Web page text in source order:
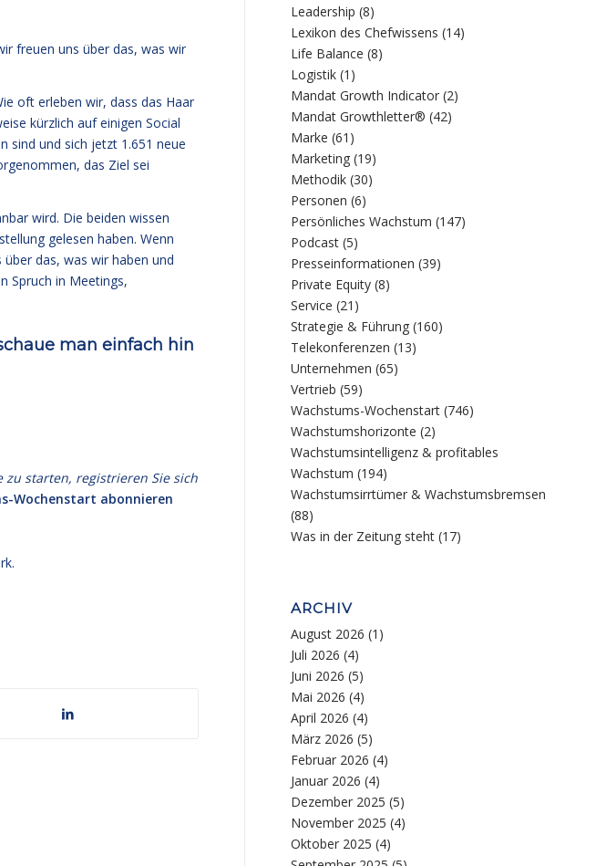
freuen uns über das, was wir
oft erleben wir, dass das Haar
kürzlich auf einigen Social
sind und sich jetzt 1.651 neue
das Ziel sei
wird. Die beiden wissen
gelesen haben. Wenn
das, was wir haben und
Spruch in Meetings,
man einfach hin
starten, registrieren Sie sich
Wochenstart abonnieren
Leadership (8)
Lexikon des Chefwissens (14)
Life Balance (8)
Logistik (1)
Mandat Growth Indicator (2)
Mandat Growthletter® (42)
Marke (61)
Marketing (19)
Methodik (30)
Personen (6)
Persönliches Wachstum (147)
Podcast (5)
Presseinformationen (39)
Private Equity (8)
Service (21)
Strategie & Führung (160)
Telekonferenzen (13)
Unternehmen (65)
Vertrieb (59)
Wachstums-Wochenstart (746)
Wachstumshorizonte (2)
Wachstumsintelligenz & profitables
Wachstum (194)
Wachstumsirrtümer & Wachstumsbremsen
(88)
Was in der Zeitung steht (17)
ARCHIV
August 2026 (1)
Juli 2026 (4)
Juni 2026 (5)
Mai 2026 (4)
April 2026 (4)
März 2026 (5)
Februar 2026 (4)
Januar 2026 (4)
Dezember 2025 (5)
November 2025 (4)
Oktober 2025 (4)